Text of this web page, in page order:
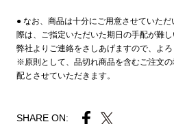
● なお、商品は十分にご用意させていた
際は、ご指定いただいた期日の手配が難
弊社よりご連絡をさしあげますので、よろ
※原則として、品切れ商品を含むご注文
配とさせていただきます。
SHARE ON: